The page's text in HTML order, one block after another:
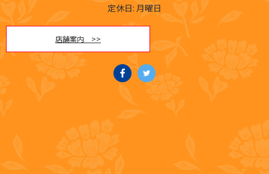
定休日: 月曜日
店舗案内 >>